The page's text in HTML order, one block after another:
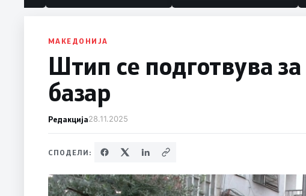
МАКЕДОНИЈА
Штип се подготвува
базар
Редакција28.11.2025
СПОДЕЛИ: